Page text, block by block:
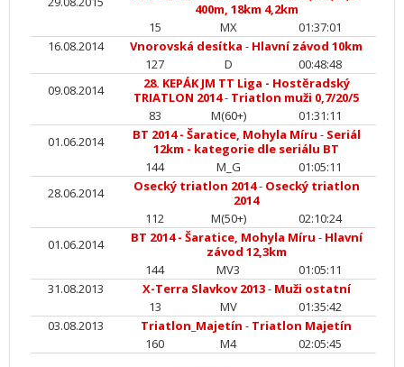
400m, 18km 4,2km
15
MX
01:37:01
16.08.2014
Vnorovská desítka - Hlavní závod 10km
127
D
00:48:48
09.08.2014
28. KEPÁK JM TT Liga - Hostěradský
TRIATLON 2014- Triatlon muži 0,7/20/5
83
M(60+)
01:31:11
01.06.2014
BT 2014 - Šaratice, Mohyla Míru - Seriál
12km - kategorie dle seriálu BT
144
M_G
01:05:11
28.06.2014
Osecký triatlon 2014- Osecký triatlon
2014
112
M(50+)
02:10:24
01.06.2014
BT 2014 - Šaratice, Mohyla Míru - Hlavní
závod 12,3km
144
MV3
01:05:11
31.08.2013
X-Terra Slavkov 2013- Muži ostatní
13
MV
01:35:42
03.08.2013
Triatlon_Majetín - Triatlon Majetín
160
M4 02:05:45